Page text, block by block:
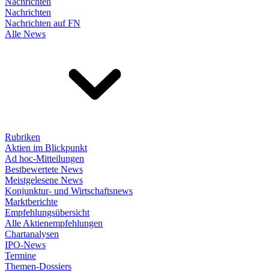
Nachrichten
Nachrichten auf FN
Alle News
Rubriken
Aktien im Blickpunkt
Ad hoc-Mitteilungen
Bestbewertete News
Meistgelesene News
Konjunktur- und Wirtschaftsnews
Marktberichte
Empfehlungsübersicht
Alle Aktienempfehlungen
Chartanalysen
IPO-News
Termine
Themen-Dossiers